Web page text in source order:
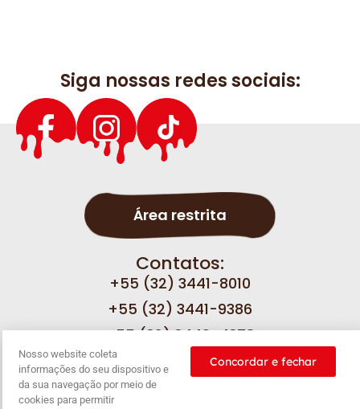
Siga nossas redes sociais:
Área restrita
Contatos:
+55 (32) 3441-8010
+55 (32) 3441-9386
+55 (32) 3449-4378
Fale com a gente
Nosso website coleta
informações do seu dispositivo e
da sua navegação por meio de
cookies para permitir
Concordar e fechar